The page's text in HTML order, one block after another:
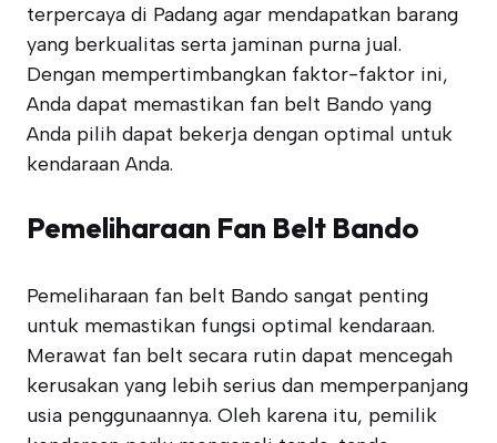
terpercaya di Padang agar mendapatkan barang
yang berkualitas serta jaminan purna jual.
Dengan mempertimbangkan faktor-faktor ini,
Anda dapat memastikan fan belt Bando yang
Anda pilih dapat bekerja dengan optimal untuk
kendaraan Anda.
Pemeliharaan Fan Belt Bando
Pemeliharaan fan belt Bando sangat penting
untuk memastikan fungsi optimal kendaraan.
Merawat fan belt secara rutin dapat mencegah
kerusakan yang lebih serius dan memperpanjang
usia penggunaannya. Oleh karena itu, pemilik